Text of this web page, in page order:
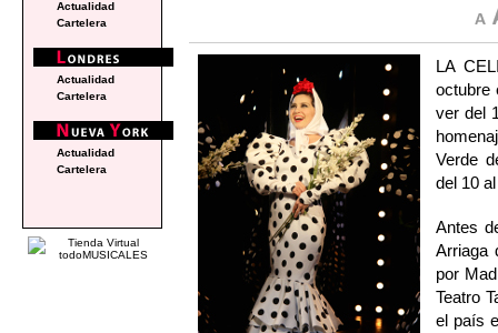
LA
octubre
ver del
Verde
del 10
Antes
Arriaga
por
Teatro
el país
Actualidad
Cartelera
Actualidad
Cartelera
Actualidad
Cartelera